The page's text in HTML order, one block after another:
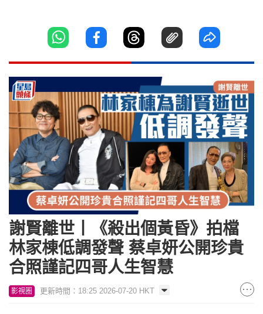
謝賢離世丨《殺出個黃昏》拍檔
林家棟低調發聲 蔡卓妍公開珍貴
合照謹記四哥人生智慧
影視圈 更新時間：18:25 2026-07-20 HKT